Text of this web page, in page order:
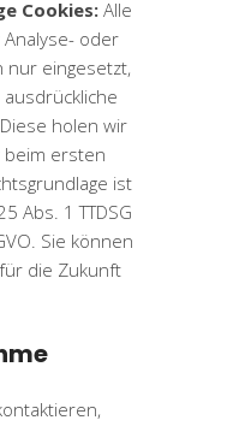
Cookies: Alle
oder
nur eingesetzt,
holen wir
beim ersten
ist
Abs. 1 TTDSG
Sie können
die Zukunft